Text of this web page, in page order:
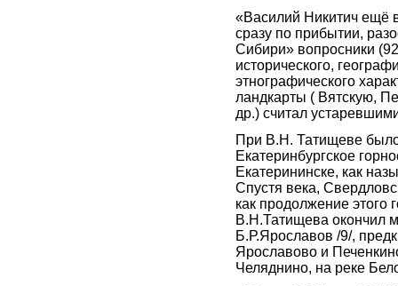
«Василий Никитич ещё
сразу по прибытии,
Сибири» вопросники
исторического,
этнографического
ландкарты ( Вятскую,
др.) считал
При В.Н. Татищеве
Екатеринбургское
Екатерининске, как
Спустя века,
как продолжение этого
В.Н.Татищева окончил
Б.Р.Ярославов /9/,
Ярославово и
Челяднино, на реке